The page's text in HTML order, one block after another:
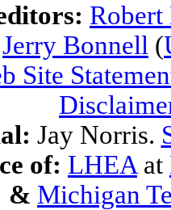
Jerry Bonnell (
Site
Jay Norris.
of: LHEA at
& Michigan